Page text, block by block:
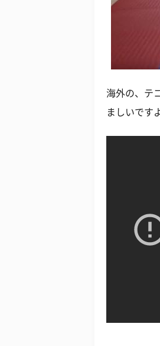
海外の、テ
ましいです